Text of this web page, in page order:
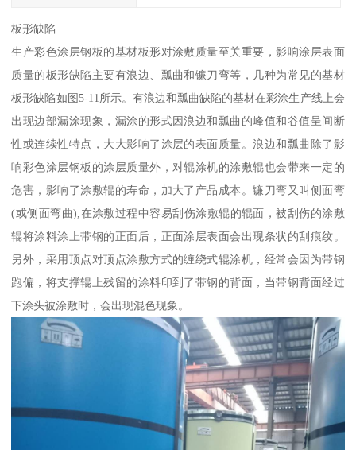
板形缺陷
生产彩色涂层钢板的基材板形对涂敷质量至关重要，影响涂层表面
质量的板形缺陷主要有浪边、瓢曲和镰刀弯等，几种为常见的基材
板形缺陷如图5-11所示。有浪边和瓢曲缺陷的基材在彩涂生产线上会
出现边部漏涂现象，漏涂的形式因浪边和瓢曲的峰值和谷值呈间断
性或连续性特点，大大影响了涂层的表面质量。浪边和瓢曲除了影
响彩色涂层钢板的涂层质量外，对辊涂机的涂敷辊也会带来一定的
危害，影响了涂敷辊的寿命，加大了产品成本。镰刀弯又叫侧面弯
(或侧面弯曲),在涂敷过程中容易刮伤涂敷辊的辊面，被刮伤的涂敷
辊将涂料涂上带钢的正面后，正面涂层表面会出现条状的刮痕纹。
另外，采用顶点对顶点涂敷方式的缠绕式辊涂机，经常会因为带钢
跑偏，将支撑辊上残留的涂料印到了带钢的背面，当带钢背面经过
下涂头被涂敷时，会出现混色现象。